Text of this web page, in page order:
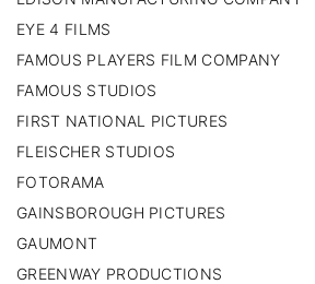
EYE 4 FILMS
FAMOUS PLAYERS FILM COMPANY
FAMOUS STUDIOS
FIRST NATIONAL PICTURES
FLEISCHER STUDIOS
FOTORAMA
GAINSBOROUGH PICTURES
GAUMONT
GREENWAY PRODUCTIONS